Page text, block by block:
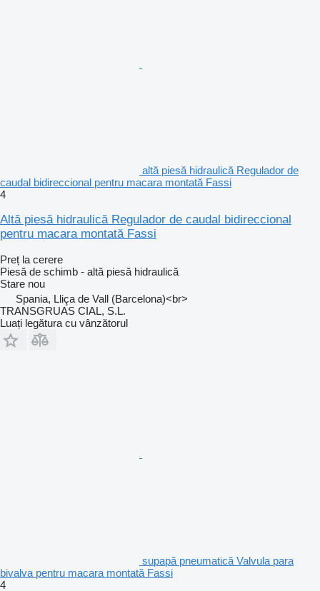
altă piesă hidraulică Regulador de
caudal bidireccional pentru macara montată Fassi
4
Altă piesă hidraulică Regulador de caudal bidireccional
pentru macara montată Fassi
Preț la cerere
Piesă de schimb - altă piesă hidraulică
Stare nou
Spania, Lliça de Vall (Barcelona)<br>
TRANSGRUAS CIAL, S.L.
Luați legătura cu vânzătorul
supapă pneumatică Valvula para
bivalva pentru macara montată Fassi
4